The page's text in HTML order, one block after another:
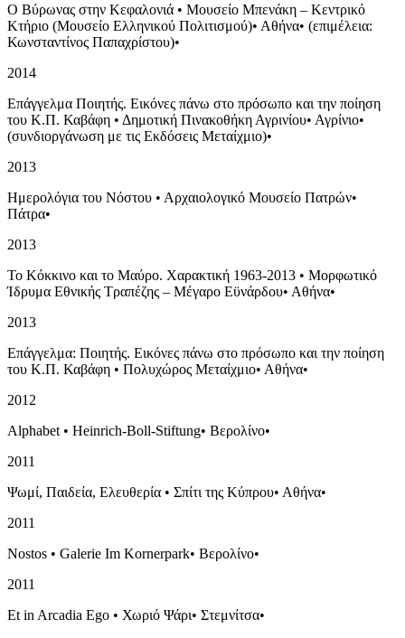
Ο Βύρωνας στην Κεφαλονιά • Μουσείο Μπενάκη – Κεντρικό
Κτήριο (Μουσείο Ελληνικού Πολιτισμού)• Αθήνα• (επιμέλεια:
Κωνσταντίνος Παπαχρίστου)•
2014
Επάγγελμα Ποιητής. Εικόνες πάνω στο πρόσωπο και την ποίηση
του Κ.Π. Καβάφη • Δημοτική Πινακοθήκη Αγρινίου• Αγρίνιο•
(συνδιοργάνωση με τις Εκδόσεις Μεταίχμιο)•
2013
Ημερολόγια του Νόστου • Αρχαιολογικό Μουσείο Πατρών•
Πάτρα•
2013
Το Κόκκινο και το Μαύρο. Χαρακτική 1963-2013 • Μορφωτικό
Ίδρυμα Εθνικής Τραπέζης – Μέγαρο Εϋνάρδου• Αθήνα•
2013
Επάγγελμα: Ποιητής. Εικόνες πάνω στο πρόσωπο και την ποίηση
του Κ.Π. Καβάφη • Πολυχώρος Μεταίχμιο• Αθήνα•
2012
Alphabet • Heinrich-Boll-Stiftung• Βερολίνο•
2011
Ψωμί, Παιδεία, Ελευθερία • Σπίτι της Κύπρου• Αθήνα•
2011
Nostos • Galerie Im Kornerpark• Βερολίνο•
2011
Et in Arcadia Ego • Χωριό Ψάρι• Στεμνίτσα•